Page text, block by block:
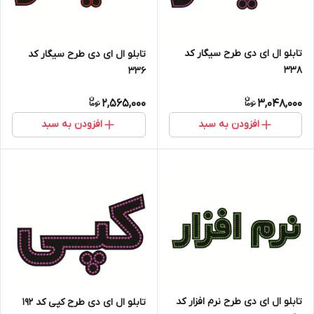
تابلو ال ای دی طرح سیگار کد
۳۳۸
3,048,000
افزودن به سبد
تابلو ال ای دی طرح سیگار کد
۳۳۶
2,565,000
افزودن به سبد
تابلو ال ای دی طرح نرم افزار کد
تابلو ال ای دی طرح کپی کد ۱۹۲